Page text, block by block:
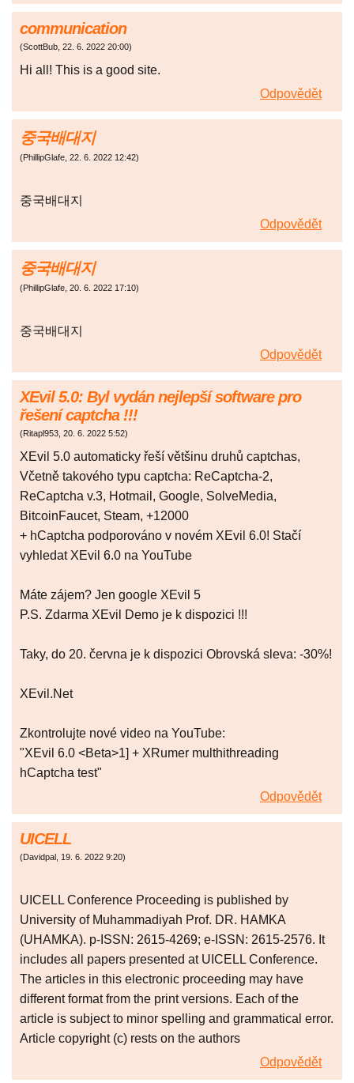
communication
(ScottBub, 22. 6. 2022 20:00)
Hi all! This is a good site.
Odpovědět
중국배대지
(PhillipGlafe, 22. 6. 2022 12:42)
중국배대지
Odpovědět
중국배대지
(PhillipGlafe, 20. 6. 2022 17:10)
중국배대지
Odpovědět
XEvil 5.0: Byl vydán nejlepší software pro
řešení captcha !!!
(Ritapl953, 20. 6. 2022 5:52)
XEvil 5.0 automaticky řeší většinu druhů captchas,
Včetně takového typu captcha: ReCaptcha-2,
ReCaptcha v.3, Hotmail, Google, SolveMedia,
BitcoinFaucet, Steam, +12000
+ hCaptcha podporováno v novém XEvil 6.0! Stačí
vyhledat XEvil 6.0 na YouTube
Máte zájem? Jen google XEvil 5
P.S. Zdarma XEvil Demo je k dispozici !!!
Taky, do 20. června je k dispozici Obrovská sleva: -30%!
XEvil.Net
Zkontrolujte nové video na YouTube:
"XEvil 6.0 <Beta>1] + XRumer multhithreading
hCaptcha test"
Odpovědět
UICELL
(Davidpal , 19. 6. 2022 9:20)
UICELL Conference Proceeding is published by
University of Muhammadiyah Prof. DR. HAMKA
(UHAMKA). p-ISSN: 2615-4269; e-ISSN: 2615-2576. It
includes all papers presented at UICELL Conference.
The articles in this electronic proceeding may have
different format from the print versions. Each of the
article is subject to minor spelling and grammatical error.
Article copyright (c) rests on the authors
Odpovědět